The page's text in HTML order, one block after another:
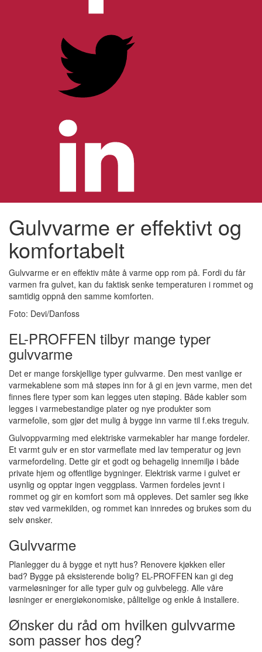
Gulvvarme er effektivt og
komfortabelt
Gulvvarme er en effektiv måte å varme opp rom på. Fordi du får
varmen fra gulvet, kan du faktisk senke temperaturen i rommet og
samtidig oppnå den samme komforten.
Foto: Devi/Danfoss
EL-PROFFEN tilbyr mange typer
gulvvarme
Det er mange forskjellige typer gulvvarme. Den mest vanlige er
varmekablene som må støpes inn for å gi en jevn varme, men det
finnes flere typer som kan legges uten støping. Både kabler som
legges i varmebestandige plater og nye produkter som
varmefolie, som gjør det mulig å bygge inn varme til f.eks tregulv.
Gulvoppvarming med elektriske varmekabler har mange fordeler.
Et varmt gulv er en stor varmeflate med lav temperatur og jevn
varmefordeling. Dette gir et godt og behagelig innemiljø i både
private hjem og offentlige bygninger. Elektrisk varme i gulvet er
usynlig og opptar ingen veggplass. Varmen fordeles jevnt i
rommet og gir en komfort som må oppleves. Det samler seg ikke
støv ved varmekilden, og rommet kan innredes og brukes som du
selv ønsker.
Gulvvarme
Planlegger du å bygge et nytt hus? Renovere kjøkken eller
bad? Bygge på eksisterende bolig? EL-PROFFEN kan gi deg
varmeløsninger for alle typer gulv og gulvbelegg. Alle våre
løsninger er energiøkonomiske, pålitelige og enkle å installere.
Ønsker du råd om hvilken gulvvarme
som passer hos deg?